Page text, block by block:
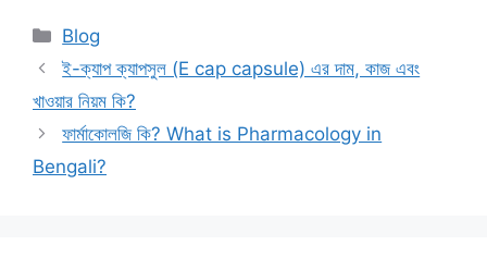
Categories
Blog
ই-ক্যাপ ক্যাপসুল (E cap capsule) এর দাম, কাজ এবং
খাওয়ার নিয়ম কি?
ফার্মাকোলজি কি? What is Pharmacology in
Bengali?